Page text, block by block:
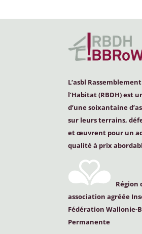
L’asbl
l’Habitat (RBDH) est
d’une soixantaine
sur leurs terrains,
et œuvrent pour un
qualité à prix
Région
association agréée
Fédération Wallonie-
Permanente